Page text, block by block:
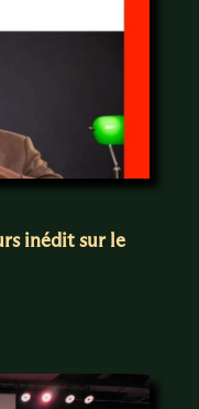
inédit sur le